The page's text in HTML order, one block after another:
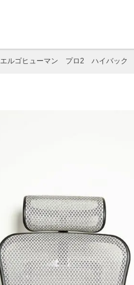
エルゴヒューマン プロ2 ハイバック